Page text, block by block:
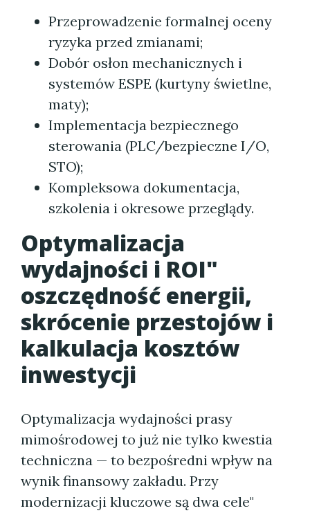
Przeprowadzenie formalnej oceny
ryzyka przed zmianami;
Dobór osłon mechanicznych i
systemów ESPE (kurtyny świetlne,
maty);
Implementacja bezpiecznego
sterowania (PLC/bezpieczne I/O,
STO);
Kompleksowa dokumentacja,
szkolenia i okresowe przeglądy.
Optymalizacja
wydajności i ROI"
oszczędność energii,
skrócenie przestojów i
kalkulacja kosztów
inwestycji
Optymalizacja wydajności prasy
mimośrodowej to już nie tylko kwestia
techniczna — to bezpośredni wpływ na
wynik finansowy zakładu. Przy
modernizacji kluczowe są dwa cele"